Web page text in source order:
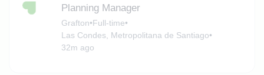
Planning Manager
Grafton•Full-time•
Las Condes, Metropolitana de Santiago•
32m ago